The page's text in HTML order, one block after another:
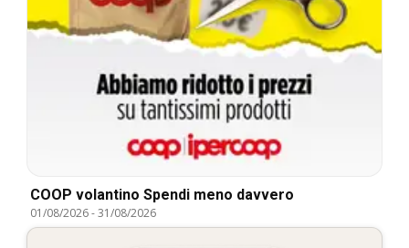
COOP volantino Spendi meno davvero
01/08/2026-31/08/2026